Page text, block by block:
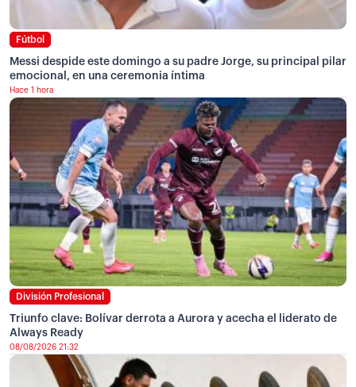
Fútbol
Messi despide este domingo a su padre Jorge, su principal pilar
emocional, en una ceremonia íntima
Hace 1 hora
División Profesional
Triunfo clave: Bolívar derrota a Aurora y acecha el liderato de
Always Ready
08/08/2026 21:32